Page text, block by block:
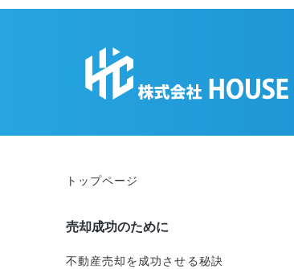
トップページ
売却成功のために
不動産売却を成功させる秘訣